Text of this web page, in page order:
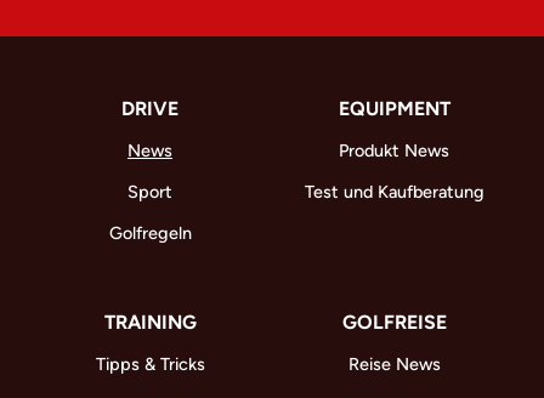
DRIVE
News
Sport
Golfregeln
EQUIPMENT
Produkt News
Test und Kaufberatung
TRAINING
Tipps & Tricks
GOLFREISE
Reise News